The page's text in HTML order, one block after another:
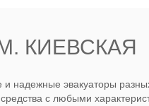
КИЕВСКАЯ
эвакуаторы
с любыми